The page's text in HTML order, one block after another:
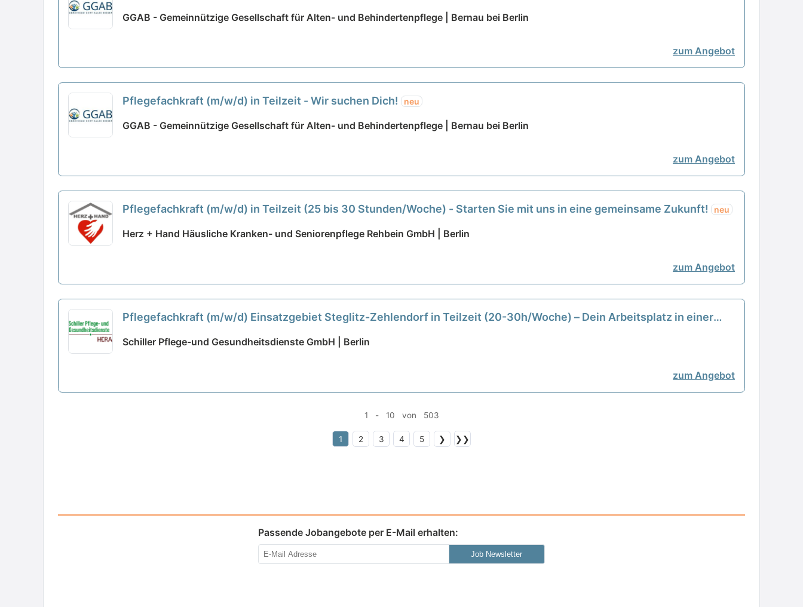
GGAB - Gemeinnützige Gesellschaft für Alten- und Behindertenpflege | Bernau bei Berlin
zum Angebot
Pflegefachkraft (m/w/d) in Teilzeit - Wir suchen Dich! neu
GGAB - Gemeinnützige Gesellschaft für Alten- und Behindertenpflege | Bernau bei Berlin
zum Angebot
Pflegefachkraft (m/w/d) in Teilzeit (25 bis 30 Stunden/Woche) - Starten Sie mit uns in eine gemeinsame Zukunft! neu
Herz + Hand Häusliche Kranken- und Seniorenpflege Rehbein GmbH | Berlin
zum Angebot
Pflegefachkraft (m/w/d) Einsatzgebiet Steglitz-Zehlendorf in Teilzeit (20-30h/Woche) – Dein Arbeitsplatz in einer
Schiller Pflege-und Gesundheitsdienste GmbH | Berlin
zum Angebot
1 - 10 von 503
1 2 3 4 5 ❯ ❯❯
Passende Jobangebote per E-Mail erhalten:
Job Newsletter